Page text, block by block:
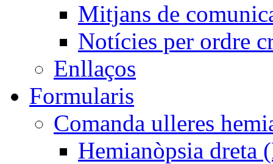
Mitjans de
Notícies per ordre
Enllaços
Formularis
Comanda ulleres
Hemianòpsia dreta